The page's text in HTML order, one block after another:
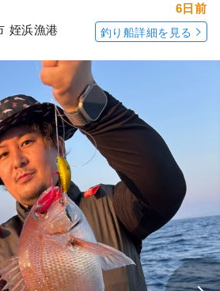
姪浜漁港
6日前
釣り船詳細を見る